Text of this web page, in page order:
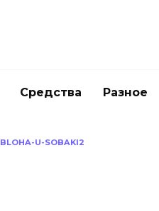
Средства Разное
BLOHA-U-SOBAKI2